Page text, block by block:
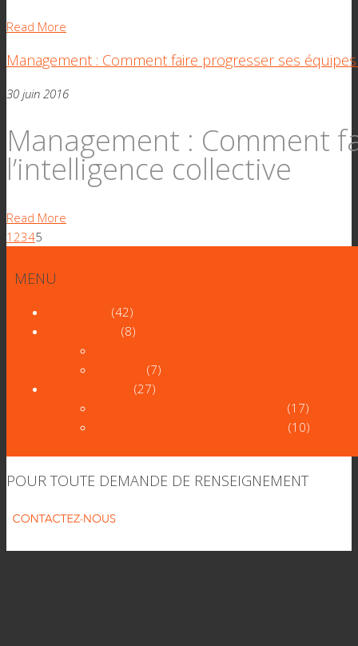
Read More
Management : Comment faire progresser ses
30 juin 2016
Management : Comment
l’intelligence collective
Read More
1 2345
MENU
(42)
(8)
(7)
(27)
(17)
(10)
POUR TOUTE DEMANDE DE RENSEIGNEMENT